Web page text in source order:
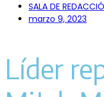
SALA DE
marzo 9, 2023
Líder